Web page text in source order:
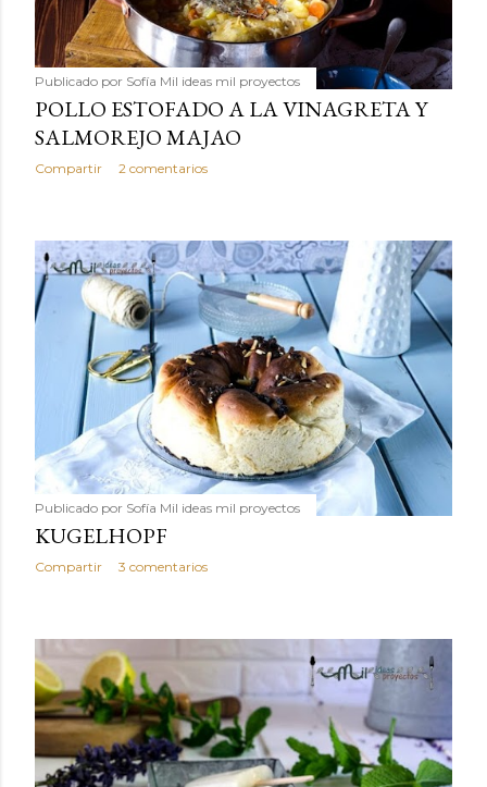
Publicado por Sofía Mil ideas mil proyectos
POLLO ESTOFADO A LA VINAGRETA Y
SALMOREJO MAJAO
Compartir 2 comentarios
Publicado por Sofía Mil ideas mil proyectos
KUGELHOPF
Compartir 3 comentarios